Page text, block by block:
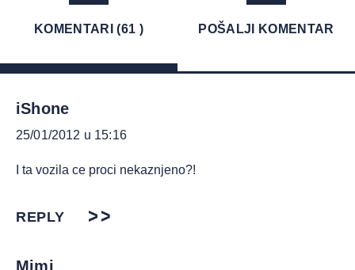
KOMENTARI (61 ) POŠALJI KOMENTAR
iShone
25/01/2012 u 15:16
I ta vozila ce proci nekaznjeno?!
REPLY
Mimi